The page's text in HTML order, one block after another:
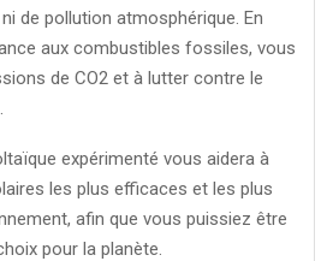
de pollution atmosphérique. En
aux combustibles fossiles, vous
de CO2 et à lutter contre le
expérimenté vous aidera à
les plus efficaces et les plus
afin que vous puissiez être
pour la planète.